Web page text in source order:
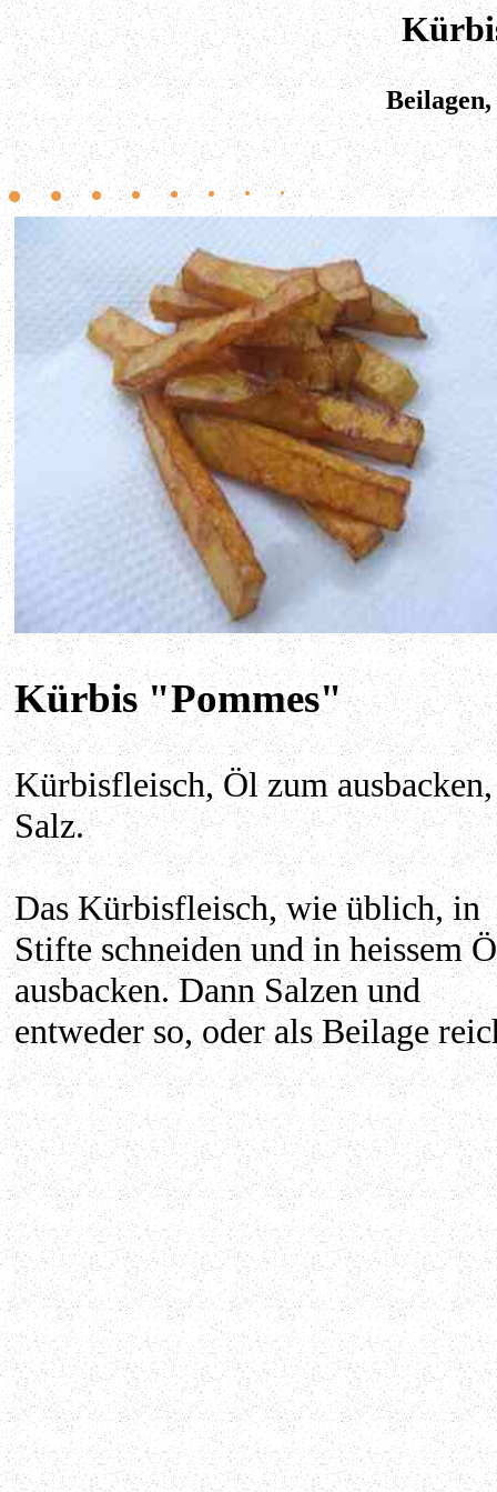
Kürbis "Pommes"
Kürbisfleisch, Öl zum ausbacken,
Salz.
Das Kürbisfleisch, wie üblich, in
Stifte schneiden und in heissem
ausbacken. Dann Salzen und
entweder so, oder als Beilage